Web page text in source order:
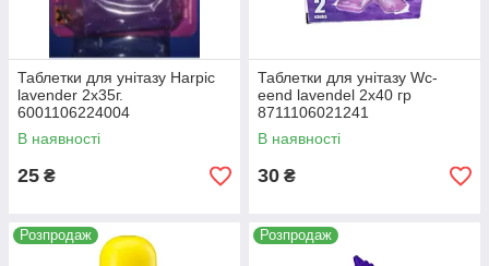
Таблетки для унітазу Harpic
lavender 2х35г.
6001106224004
В наявності
25 ₴
Таблетки для унітазу Wc-
eend lavendel 2х40 гр
8711106021241
В наявності
30 ₴
Розпродаж Розпродаж